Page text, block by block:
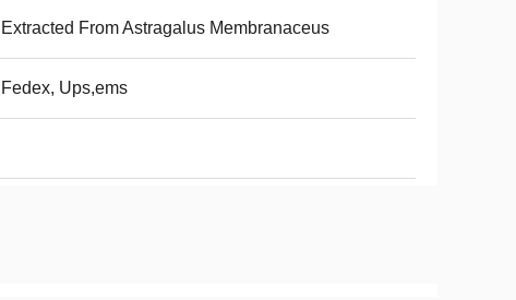
Extracted From Astragalus Membranaceus
Fedex, Ups,ems